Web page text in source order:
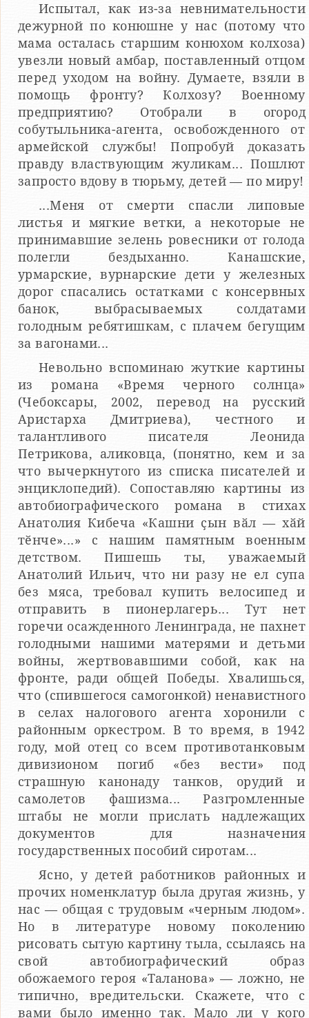
Испытал, как из-за невнимательности
дежурной по конюшне у нас (потому что
мама осталась старшим конюхом колхоза)
увезли новый амбар, поставленный отцом
перед уходом на войну. Думаете, взяли в
помощь фронту? Колхозу? Военному
предприятию? Отобрали в огород
собутыльника-агента, освобожденного от
армейской службы! Попробуй доказать
правду властвующим жуликам... Пошлют
запросто вдову в тюрьму, детей — по миру!
...Меня от смерти спасли липовые
листья и мягкие ветки, а некоторые не
принимавшие зелень ровесники от голода
полегли бездыханно. Канашские,
урмарские, вурнарские дети у железных
дорог спасались остатками с консервных
банок, выбрасываемых солдатами
голодным ребятишкам, с плачем бегущим
за вагонами...
Невольно вспоминаю жуткие картины
из романа «Время черного солнца»
(Чебоксары, 2002, перевод на русский
Аристарха Дмитриева), честного и
талантливого писателя Леонида
Петрикова, аликовца, (понятно, кем и за
что вычеркнутого из списка писателей и
энциклопедий). Сопоставляю картины из
автобиографического романа в стихах
Анатолия Кибеча «Кашни ҫын вӑл — хӑй
тӗнче»...» с нашим памятным военным
детством. Пишешь ты, уважаемый
Анатолий Ильич, что ни разу не ел супа
без мяса, требовал купить велосипед и
отправить в пионерлагерь... Тут нет
горечи осажденного Ленинграда, не пахнет
голодными нашими матерями и детьми
войны, жертвовавшими собой, как на
фронте, ради общей Победы. Хвалишься,
что (спившегося самогонкой) ненавистного
в селах налогового агента хоронили с
районным оркестром. В то время, в 1942
году, мой отец со всем противотанковым
дивизионом погиб «без вести» под
страшную канонаду танков, орудий и
самолетов фашизма... Разгромленные
штабы не могли прислать надлежащих
документов для назначения
государственных пособий сиротам...
Ясно, у детей работников районных и
прочих номенклатур была другая жизнь, у
нас — общая с трудовым «черным людом».
Но в литературе новому поколению
рисовать сытую картину тыла, ссылаясь на
свой автобиографический образ
обожаемого героя «Таланова» — ложно, не
типично, вредительски. Скажете, что с
вами было именно так. Мало ли у кого